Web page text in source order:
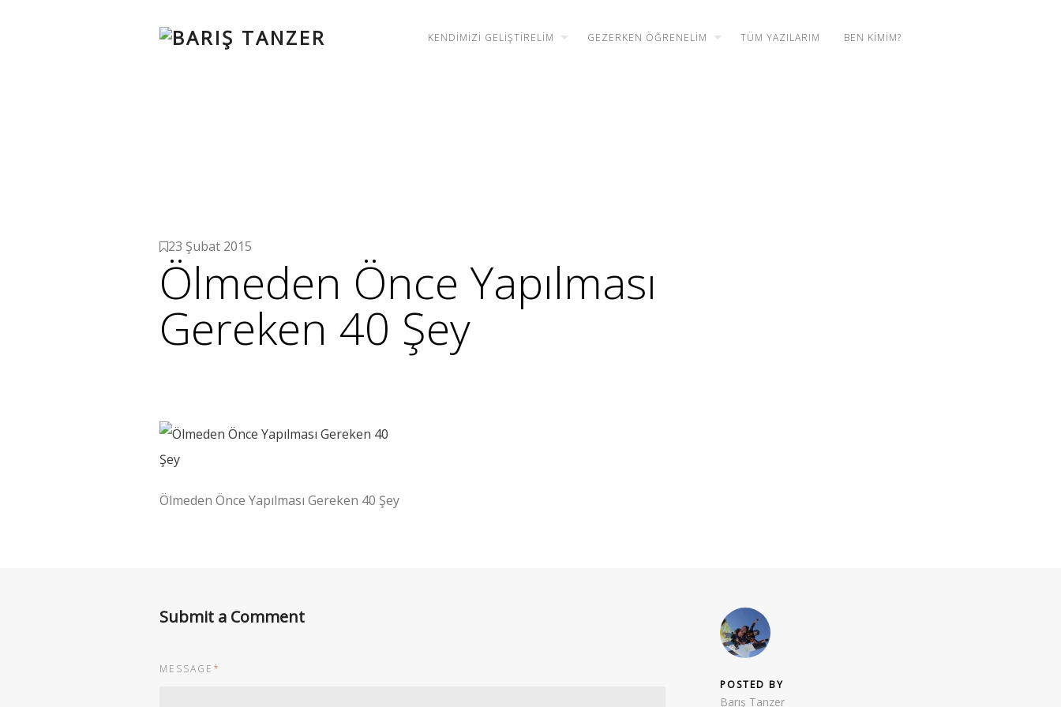
KENDIMIZI GELIŞTIRELIM GEZERKEN ÖĞRENELIM TÜM YAZILARIM BEN KIMIM?
23 Şubat 2015
Ölmeden Önce Yapılması
Gereken 40 Şey
Ölmeden Önce Yapılması Gereken 40 Şey
Submit a Comment
MESSAGE *
POSTED BY
Barış Tanzer